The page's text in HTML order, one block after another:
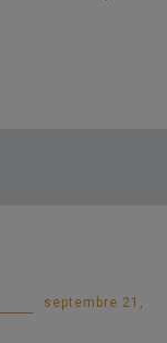
septembre 21,